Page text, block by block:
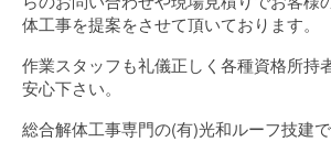
体工事を提案をさせて頂いております。
作業スタッフも礼儀正しく各種資格所持
安心下さい。
総合解体工事専門の(有)光和ルーフ技建